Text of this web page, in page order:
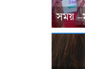
সময়